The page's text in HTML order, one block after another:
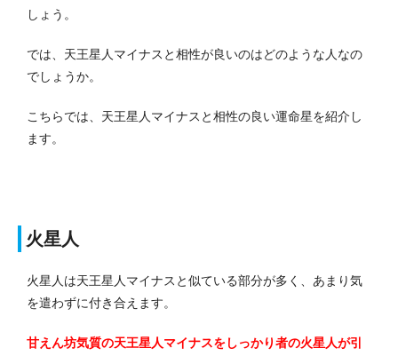
しょう。
では、天王星人マイナスと相性が良いのはどのような人なの
でしょうか。
こちらでは、天王星人マイナスと相性の良い運命星を紹介し
ます。
火星人
火星人は天王星人マイナスと似ている部分が多く、あまり気
を遣わずに付き合えます。
甘えん坊気質の天王星人マイナスをしっかり者の火星人が引